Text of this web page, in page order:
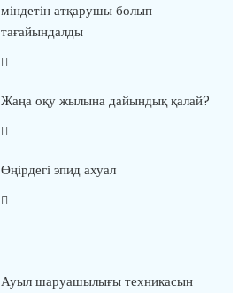
міндетін атқарушы болып
тағайындалды
Жаңа оқу жылына дайындық қалай?
Өңірдегі эпид ахуал
Ауыл шаруашылығы техникасын